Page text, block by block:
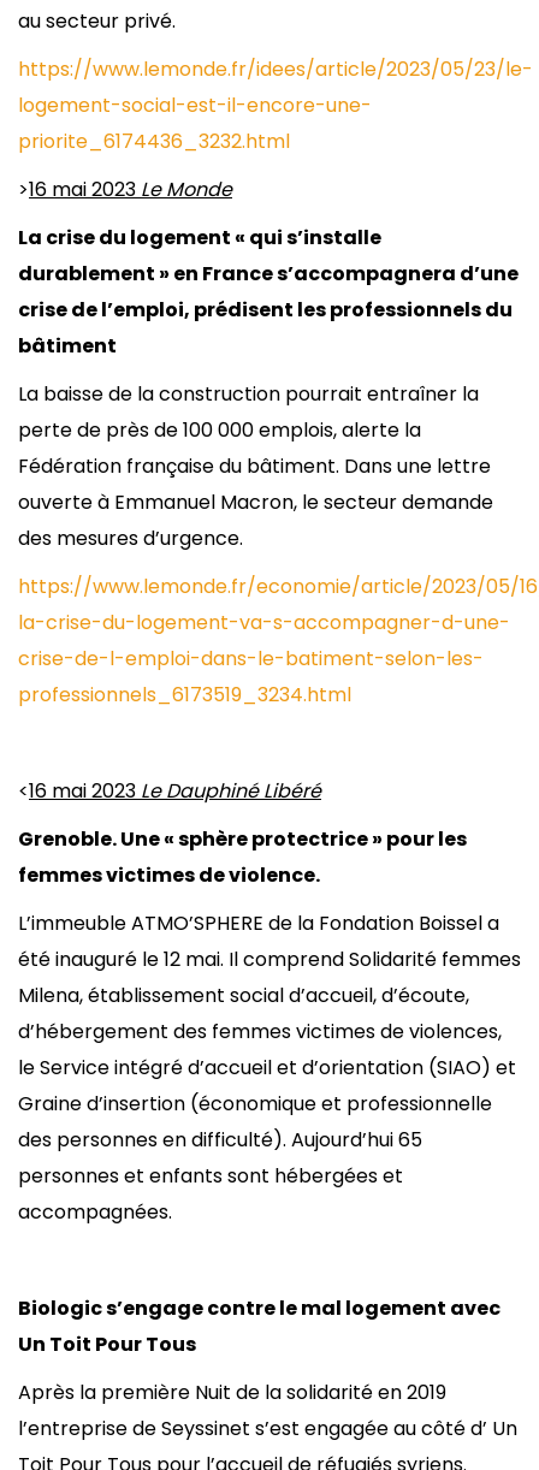
au secteur privé.
https://www.lemonde.fr/idees/article/2023/05/23/le-
logement-social-est-il-encore-une-
priorite_6174436_3232.html
>16 mai 2023 Le Monde
La crise du logement « qui s’installe
durablement » en France s’accompagnera d’une
crise de l’emploi, prédisent les professionnels du
bâtiment
La baisse de la construction pourrait entraîner la
perte de près de 100 000 emplois, alerte la
Fédération française du bâtiment. Dans une lettre
ouverte à Emmanuel Macron, le secteur demande
des mesures d’urgence.
https://www.lemonde.fr/economie/article/2023/05/
la-crise-du-logement-va-s-accompagner-d-une-
crise-de-l-emploi-dans-le-batiment-selon-les-
professionnels_6173519_3234.html
<16 mai 2023 Le Dauphiné Libéré
Grenoble. Une « sphère protectrice » pour les
femmes victimes de violence.
L’immeuble ATMO’SPHERE de la Fondation Boissel a
été inauguré le 12 mai. Il comprend Solidarité femmes
Milena, établissement social d’accueil, d’écoute,
d’hébergement des femmes victimes de violences,
le Service intégré d’accueil et d’orientation (SIAO) et
Graine d’insertion (économique et professionnelle
des personnes en difficulté). Aujourd’hui 65
personnes et enfants sont hébergées et
accompagnées.
Biologic s’engage contre le mal logement avec
Un Toit Pour Tous
Après la première Nuit de la solidarité en 2019
l’entreprise de Seyssinet s’est engagée au côté d’ Un
Toit Pour Tous pour l’accueil de réfugiés syriens.